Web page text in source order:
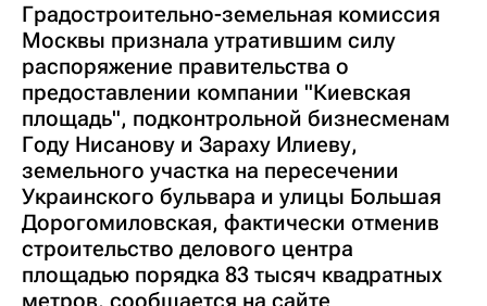
Градостроительно-земельная комиссия
Москвы признала утратившим силу
распоряжение правительства о
предоставлении компании "Киевская
площадь", подконтрольной бизнесменам
Году Нисанову и Зараху Илиеву,
земельного участка на пересечении
Украинского бульвара и улицы Большая
Дорогомиловская, фактически отменив
строительство делового центра
площадью порядка 83 тысяч квадратных
метров, сообщается на сайте